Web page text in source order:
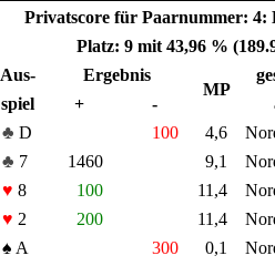
Privatscore für Paarnummer:
Platz: 9 mit 43,96 %
Aus- Ergebnis
MP
spiel
+ -
♣ D 100 4,6
♣ 7 1460 9,1
♥ 8 100 11,4
♥ 2 200 11,4
♠ A 300 0,1